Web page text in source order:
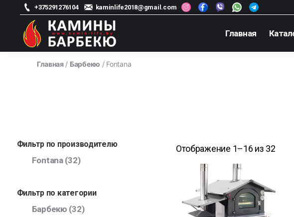
+375291276104 kaminlife2018@gmail.com
kamin-
Главная
Главная/ Барбекю / Fontana
Фильтр по производителю
Fontana (32)
Фильтр по категории
Барбекю (32)
Отображение 1–16 из 32